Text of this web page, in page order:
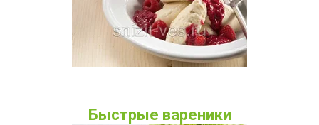
Быстрые вареники